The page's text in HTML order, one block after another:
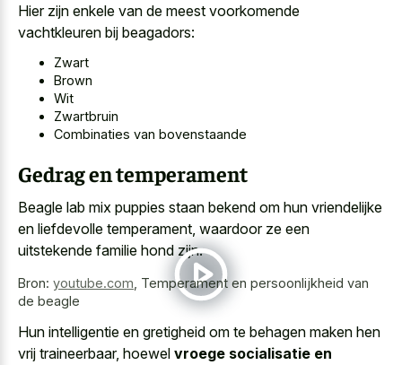
Hier zijn enkele van de meest voorkomende
vachtkleuren bij beagadors:
Zwart
Brown
Wit
Zwartbruin
Combinaties van bovenstaande
Gedrag en temperament
Beagle lab mix puppies staan bekend om hun vriendelijke
en liefdevolle temperament, waardoor ze een
uitstekende familie hond zijn.
Bron: youtube.com Temperament en persoonlijkheid van
de beagle
Hun intelligentie en gretigheid om te behagen maken hen
vrij traineerbaar, hoewel vroege socialisatie en